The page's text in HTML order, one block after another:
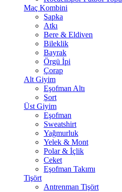
Maç Kombini
Şapka
Atkı
Bere & Eldiven
Bileklik
Bayrak
Örgü İpi
Çorap
Alt Giyim
Eşofman Altı
Şort
Üst Giyim
Eşofman
Sweatshirt
Yağmurluk
Yelek & Mont
Polar & İçlik
Ceket
Eşofman Takımı
Tişört
Antrenman Tişört